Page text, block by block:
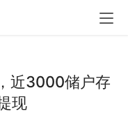
近3000储户存
现